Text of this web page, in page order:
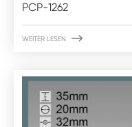
PCP-1262
WEITER LESEN 